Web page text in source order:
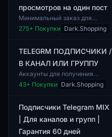
просмотров на один пост
Минимальный заказ для
данной услуги составляет 1 шт.
Услуга накрутки в Telegram
просмотров на...
275+ Покупки Dark.Shopping
TELEGRM ПОДПИСЧИКИ /
В КАНАЛ ИЛИ ГРУППУ
Аккаунты для получения
подписчиков в Telegram-
каналы или группы. Данная
увеличение числа участник...
43+ Покупки Dark.Shopping
Подписчики Telegram MIX
| Для каналов и групп |
Гарантия 60 дней